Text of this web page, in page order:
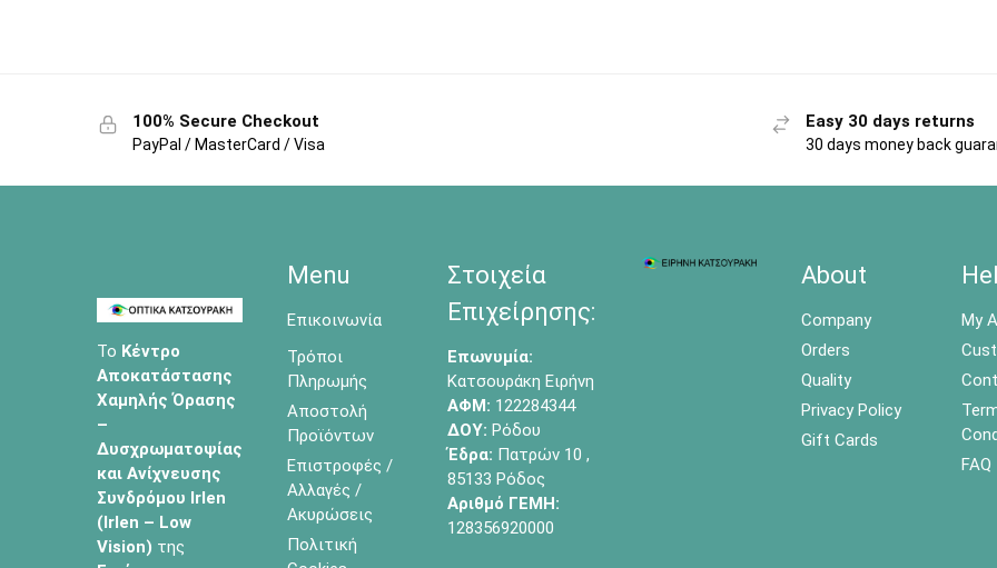
100% Secure Checkout
PayPal / MasterCard / Visa
Easy 30 days returns
30 days money back
Το Κέντρο
Αποκατάστασης
Χαμηλής Όρασης
–
Δυσχρωματοψίας
και Ανίχνευσης
Συνδρόμου Irlen
(Irlen – Low
Vision) της
Menu
Επικοινωνία
Τρόποι
Πληρωμής
Αποστολή
Προϊόντων
Επιστροφές /
Αλλαγές /
Ακυρώσεις
Πολιτική
Στοιχεία
Επιχείρησης:
Επωνυμία:
Κατσουράκη Ειρήνη
ΑΦΜ: 122284344
ΔΟΥ: Ρόδου
Έδρα: Πατρών 10 ,
85133 Ρόδος
Αριθμό ΓΕΜΗ:
128356920000
About
Company
Orders
Quality
Privacy Policy
Gift Cards
My
FAQ